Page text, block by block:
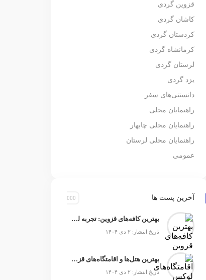
قزوین گردی
کاشان گردی
کردستان گردی
کرمانشاه گردی
لرستان گردی
یزد گردی
دانستنی‌های سفر
راهنمایان محلی
راهنمایان محلی چابهار
راهنمایان محلی لرستان
عمومی
آخرین پست ها
بهترین کافه‌های قزوین: تجربه‌ لحظه‌های دنج و خوش‌طعم
تاریخ انتشار: ۲ دی ۱۴۰۴
بهترین هتل‌ها و اقامتگاه‌های قزوین برای تجربه‌ای بی‌نظیر
تاریخ انتشار: ۲ دی ۱۴۰۴